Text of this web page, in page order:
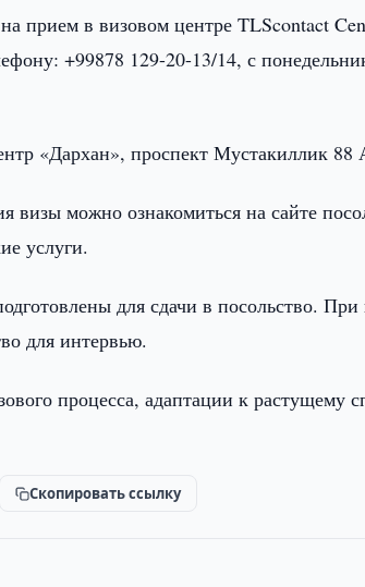
прием в визовом центре TLScontact
+99878 129-20-13/14, с
«Дархан», проспект Мустакиллик 88
можно ознакомиться на сайте
услуги.
для сдачи в посольство. При
для интервью.
процесса, адаптации к растущему
Скопировать ссылку